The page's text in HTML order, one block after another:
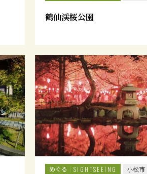
鶴仙渓桜公園
めぐる SIGHTSEEING 小松市